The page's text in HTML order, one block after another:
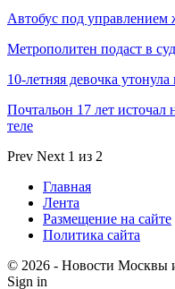
Автобус под
Метрополитен подаст в
10-летняя девочка
Почтальон 17 лет источал
теле
Prev Next 1 из 2
Главная
Лента
Размещение на сайте
Политика сайта
© 2026 - Новости Москвы
Sign in